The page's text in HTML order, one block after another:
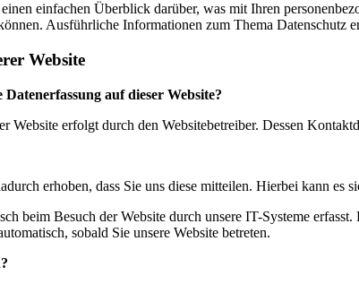
einfachen Überblick darüber, was mit Ihren
Ausführliche Informationen zum Thema Datenschutz
Website
auf dieser Website?
Website erfolgt durch den Websitebetreiber. Dessen
erhoben, dass Sie uns diese mitteilen. Hierbei kann
beim Besuch der Website durch unsere IT-Systeme
sobald Sie unsere Website betreten.